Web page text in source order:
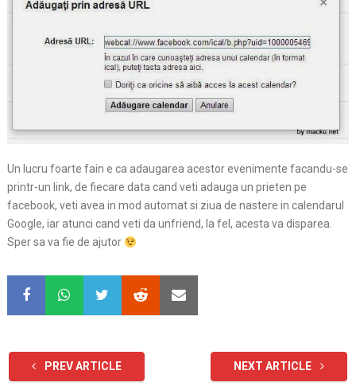
Un lucru foarte fain e ca adaugarea acestor evenimente facandu-se
printr-un link, de fiecare data cand veti adauga un prieten pe
facebook, veti avea in mod automat si ziua de nastere in calendarul
Google, iar atunci cand veti da unfriend, la fel, acesta va disparea.
Sper sa va fie de ajutor
PREV ARTICLE NEXT ARTICLE